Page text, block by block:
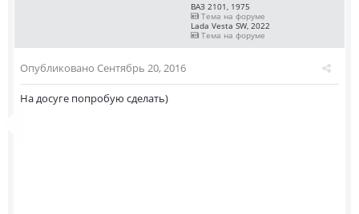
ВАЗ 2101, 1975
Тема на форуме
Lada Vesta SW, 2022
Тема на форуме
Опубликовано Сентябрь 20, 2016
На досуге попробую сделать)